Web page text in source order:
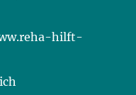
hilft-